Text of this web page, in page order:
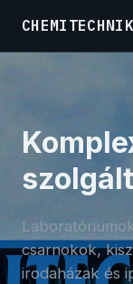
csarnokok,
irodaházak és